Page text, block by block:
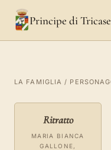
Principe di Tricase
LA FAMIGLIA /
Ritratto
MARIA BIANCA
GALLONE,